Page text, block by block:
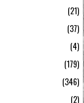
21
37
4
179
346
2